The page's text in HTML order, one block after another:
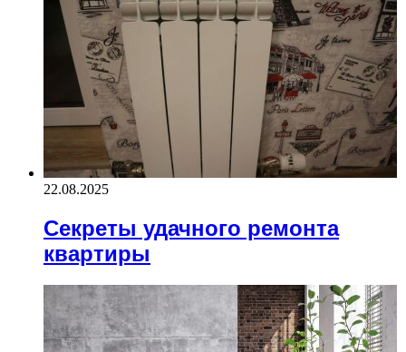
22.08.2025
Секреты удачного ремонта
квартиры